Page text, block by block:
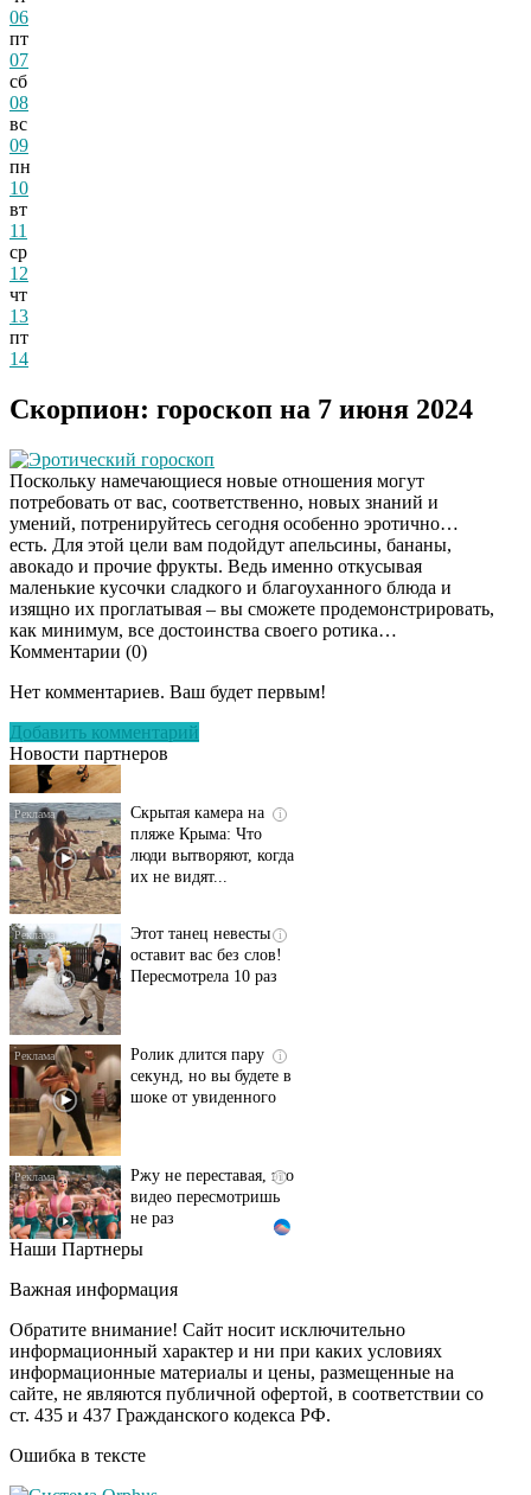
06
пт
07
сб
08
вс
09
пн
10
вт
11
ср
12
чт
13
пт
14
Скорпион: гороскоп на 7 июня 2024
Эротический гороскоп
Поскольку намечающиеся новые отношения могут
потребовать от вас, соответственно, новых знаний и
умений, потренируйтесь сегодня особенно эротично…
есть. Для этой цели вам подойдут апельсины, бананы,
авокадо и прочие фрукты. Ведь именно откусывая
маленькие кусочки сладкого и благоуханного блюда и
изящно их проглатывая – вы сможете продемонстрировать,
как минимум, все достоинства своего ротика…
Комментарии (0)
Нет комментариев. Ваш будет первым!
Добавить комментарий
Новости партнеров
Ролик длится
смеяться вы будете
долго
люди вытворяют, когда
их не видят...
Пересмотрела 10 раз
шоке от увиденного
не раз
будете смеяться долго
i
Королева вагона
отожгла! Видео не
оставит равнодушным
Наши Партнеры
Важная информация
Обратите внимание! Сайт носит исключительно
информационный характер и ни при каких условиях
информационные материалы и цены, размещенные на
сайте, не являются публичной офертой, в соответствии со
ст. 435 и 437 Гражданского кодекса РФ.
Ошибка в тексте